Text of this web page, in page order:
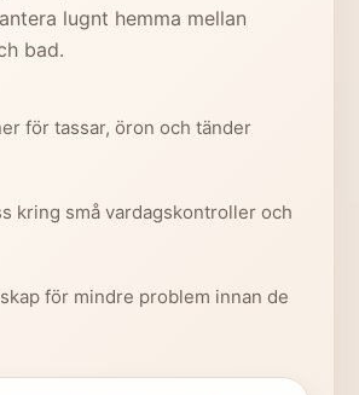
lugnt hemma mellan
bad.
för tassar, öron och tänder
kring små vardagskontroller och
för mindre problem innan de